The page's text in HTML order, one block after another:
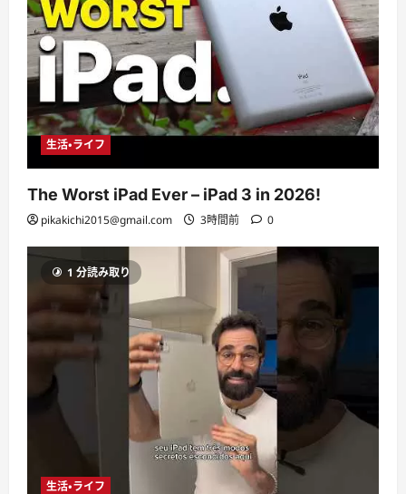
生活・ライフ
The Worst iPad Ever – iPad 3 in 2026!
pikakichi2015@gmail.com 3時間前 0
1 分読み取り
生活・ライフ